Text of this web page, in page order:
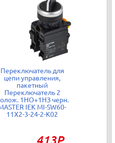
Переключатель для
цепи управления,
пакетный
Переключатель 2
1НО+1НЗ черн.
IEK MI-SW60-
11X2-3-24-2-K02
413Р